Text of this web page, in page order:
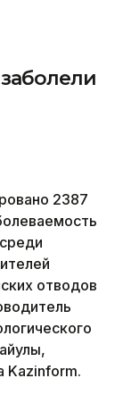
2387
отводов
Kazinform.